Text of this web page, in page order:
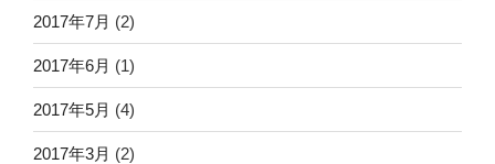
2017年7月 (2)
2017年6月 (1)
2017年5月 (4)
2017年3月 (2)